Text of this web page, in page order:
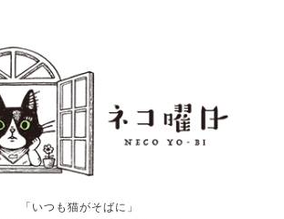
「いつも猫がそばに」